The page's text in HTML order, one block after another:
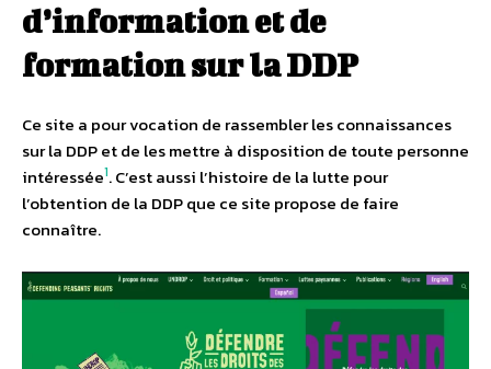
d’information et de
formation sur la DDP
Ce site a pour vocation de rassembler les connaissances
sur la DDP et de les mettre à disposition de toute personne
intéressée1. C’est aussi l’histoire de la lutte pour
l’obtention de la DDP que ce site propose de faire
connaître.